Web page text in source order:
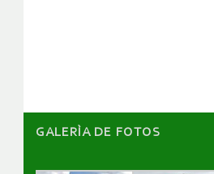
GALERÌA DE FOTOS